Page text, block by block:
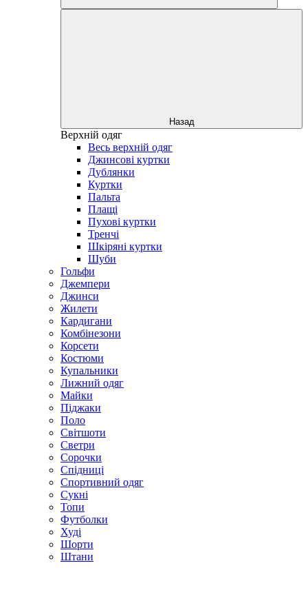
Назад
Верхній одяг
Весь верхній одяг
Джинсові куртки
Дублянки
Куртки
Пальта
Плащі
Пухові куртки
Тренчі
Шкіряні куртки
Шуби
Гольфи
Джемпери
Джинси
Жилети
Кардигани
Комбінезони
Корсети
Костюми
Купальники
Лижний одяг
Майки
Піджаки
Поло
Світшоти
Светри
Сорочки
Спідниці
Спортивний одяг
Сукні
Топи
Футболки
Худі
Шорти
Штани